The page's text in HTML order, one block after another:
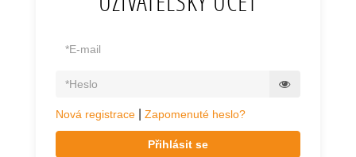
Nová registrace Zapomenuté heslo?
Přihlásit se